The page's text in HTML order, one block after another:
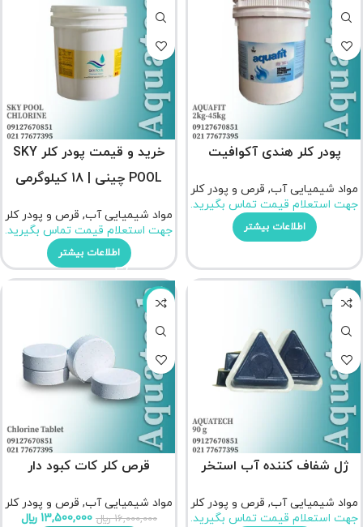
پودر کلر هندی آکوافیت
مواد شیمیایی آب, قرص و پودر کلر
جهت استعلام قیمت تماس بگیرید.
اطلاعات بیشتر
خرید و قیمت پودر کلر SKY
POOL چینی | 18 کیلوگرمی
مواد شیمیایی آب, قرص و پودر کلر
جهت استعلام قیمت تماس بگیرید.
اطلاعات بیشتر
ژل شفاف کننده آب استخر
مواد شیمیایی آب, قرص و پودر کلر
جهت استعلام قیمت تماس بگیرید.
-16%
قرص کلر کات کبود دار
مواد شیمیایی آب, قرص و پودر کلر
16,000,000 ﷼ 13,500,000 ﷼